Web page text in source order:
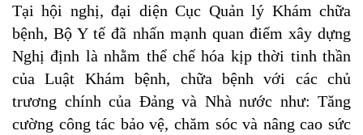
Tại hội nghị, đại diện Cục Quản lý Khám chữa
bệnh, Bộ Y tế đã nhấn mạnh quan điểm xây dựng
Nghị định là nhằm thể chế hóa kịp thời tinh thần
của Luật Khám bệnh, chữa bệnh với các chủ
trương chính của Đảng và Nhà nước như: Tăng
cường công tác bảo vệ, chăm sóc và nâng cao sức